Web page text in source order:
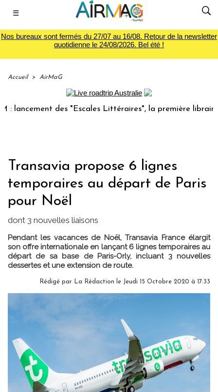
☰
Nos bureaux sont fermés du 27/07 au 16/08. Retour de la newsletter
quotidienne le 24/08/2026. Bel été !
Accueil > AirMaG
des "Escales Littéraires", la première librairie du
Transavia propose 6 lignes
temporaires au départ de Paris
pour Noël
dont 3 nouvelles liaisons
Pendant les vacances de Noël, Transavia France élargit
son offre internationale en lançant 6 lignes temporaires au
départ de sa base de Paris-Orly, incluant 3 nouvelles
dessertes et une extension de route.
Rédigé par La Rédaction le Jeudi 15 Octobre 2020 à 17:33